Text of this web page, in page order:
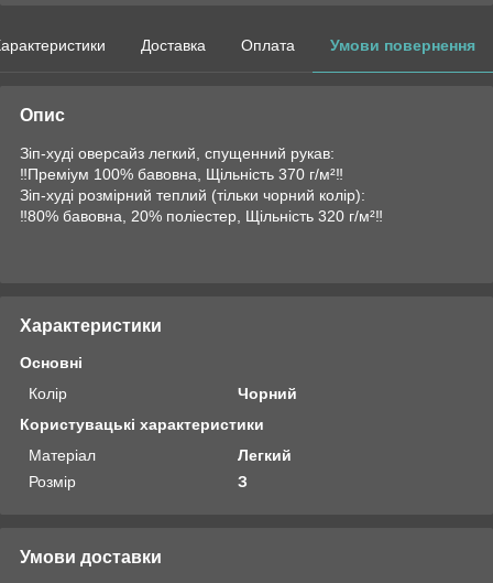
Доставка Оплата Умови повернення
Опис
Зіп-худі оверсайз легкий, спущенний рукав:
‼️Преміум 100% бавовна, Щільність 370 г/м²‼️
Зіп-худі розмірний теплий (тільки чорний колір):
‼️80% бавовна, 20% поліестер, Щільність 320 г/м²‼️
Характеристики
Основні
Колір
Чорний
Користувацькі характеристики
Матеріал
Легкий
Розмір
З
Умови доставки